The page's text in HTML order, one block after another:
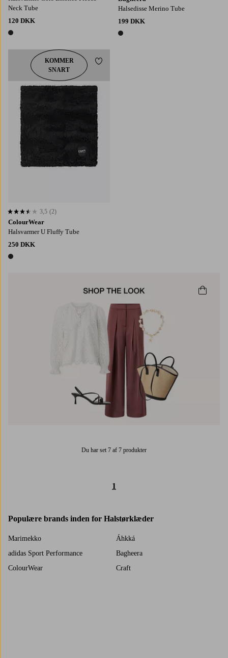
Neck Tube
120 DKK
1 farve
Halsedisse Merino Tube
199 DKK
1 farve
ColourWear
Halsvarmer U Fluffy Tube
250 DKK
1 farve
3,5 baseret på 2 bedømmelser
3,5 (2)
KOMMER
SNART
Tilføj til favoritter
Du har set 7 af 7 produkter
1
Populære brands inden for Halstørklæder
Marimekko
Áhkká
adidas Sport Performance
Bagheera
ColourWear
Craft